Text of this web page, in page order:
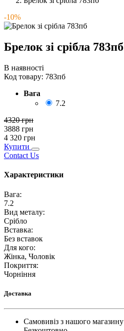
-10%
Брелок зі срібла 783пб
В наявності
Код товару: 783пб
Вага
7.2
4320грн
3888 грн
4 320 грн
Купити
Contact Us
Характеристики
Вага:
7.2
Вид металу:
Срібло
Вставка:
Без вставок
Для кого:
Жінка, Чоловік
Покриття:
Чорніння
Доставка
Самовивіз з нашого магазину